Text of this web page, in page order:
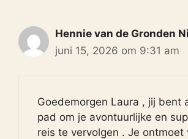
Hennie van de Gronden
juni 15, 2026 om 9:31 am
Goedemorgen Laura , jij bent
pad om je avontuurlijke en
reis te vervolgen . Je ontmoet